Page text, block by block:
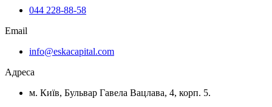
044 228-88-58
Email
info@eskacapital.com
Адреса
м. Київ, Бульвар Гавела Вацлава, 4, корп. 5.